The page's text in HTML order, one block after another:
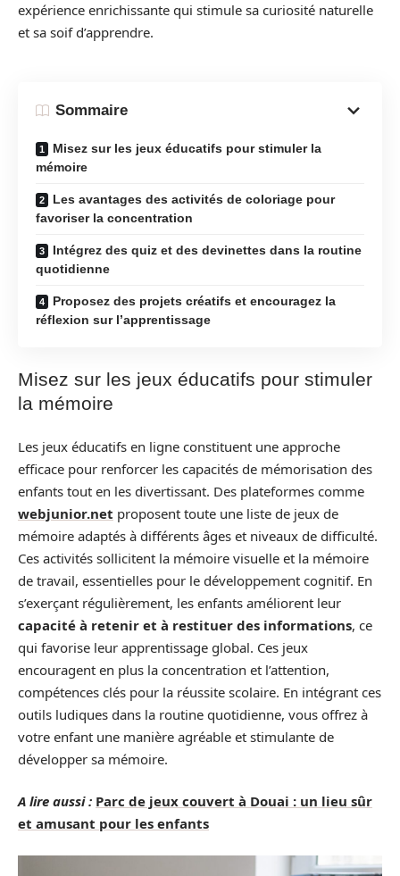
expérience enrichissante qui stimule sa curiosité naturelle
et sa soif d’apprendre.
Sommaire
Misez sur les jeux éducatifs pour stimuler la
mémoire
Les avantages des activités de coloriage pour
favoriser la concentration
Intégrez des quiz et des devinettes dans la routine
quotidienne
Proposez des projets créatifs et encouragez la
réflexion sur l’apprentissage
Misez sur les jeux éducatifs pour stimuler
la mémoire
Les jeux éducatifs en ligne constituent une approche
efficace pour renforcer les capacités de mémorisation des
enfants tout en les divertissant. Des plateformes comme
webjunior.net proposent toute une liste de jeux de
mémoire adaptés à différents âges et niveaux de difficulté.
Ces activités sollicitent la mémoire visuelle et la mémoire
de travail, essentielles pour le développement cognitif. En
s’exerçant régulièrement, les enfants améliorent leur
capacité à retenir et à restituer des informations, ce
qui favorise leur apprentissage global. Ces jeux
encouragent en plus la concentration et l’attention,
compétences clés pour la réussite scolaire. En intégrant ces
outils ludiques dans la routine quotidienne, vous offrez à
votre enfant une manière agréable et stimulante de
développer sa mémoire.
A lire aussi : Parc de jeux couvert à Douai : un lieu sûr
et amusant pour les enfants